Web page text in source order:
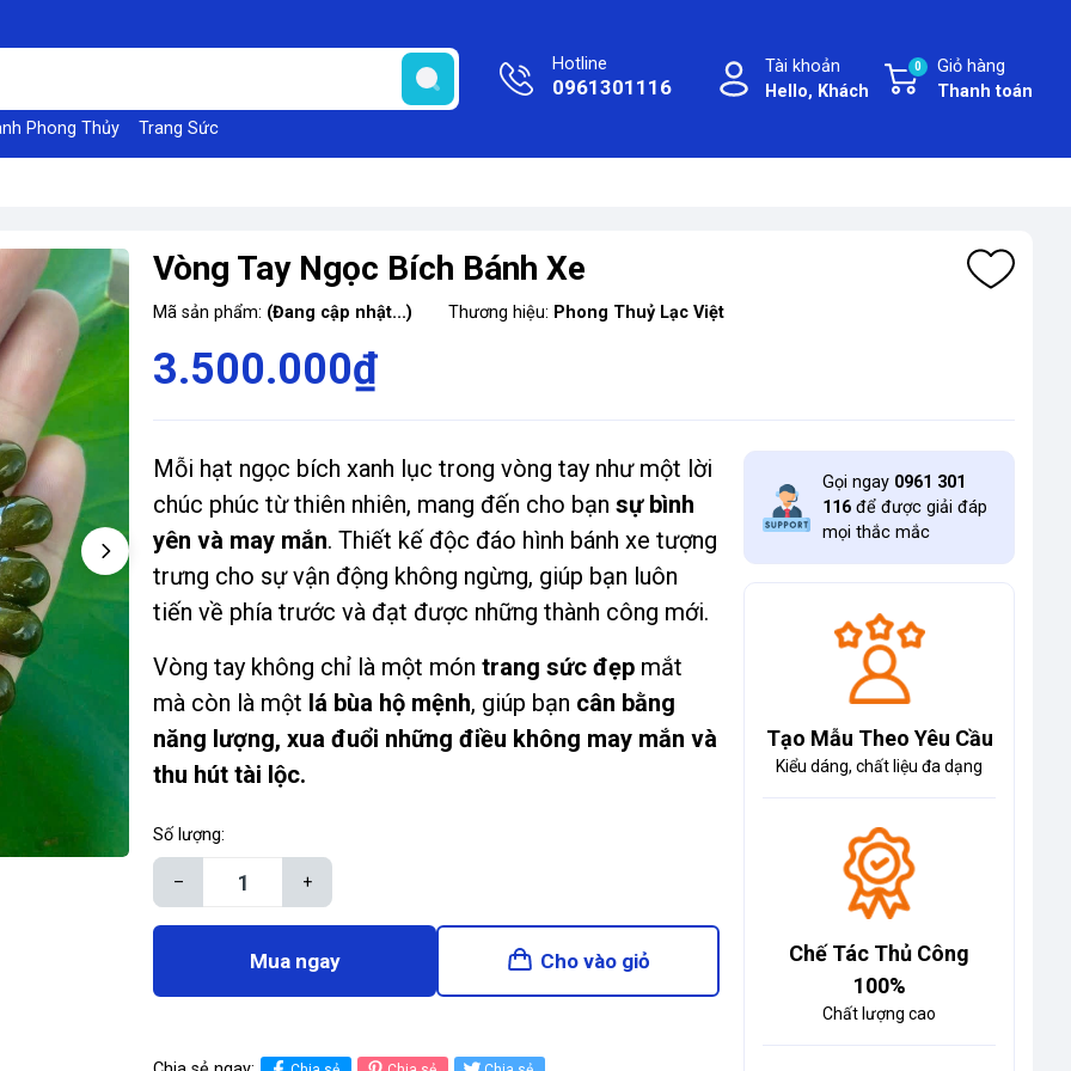
Phong Thủy Trang Sức
Hotline
0961301116
Tài khoản
Hello, Khách
Giỏ hàng
Thanh toán
0
Vòng Tay Ngọc Bích Bánh Xe
Mã sản phẩm: (Đang cập nhật...) Thương hiệu: Phong Thuỷ Lạc Việt
3.500.000₫
Mỗi hạt ngọc bích xanh lục trong vòng tay như một lời
chúc phúc từ thiên nhiên, mang đến cho bạnsự bình
yên và may mắn. Thiết kế độc đáo hình bánh xe tượng
trưng cho sự vận động không ngừng, giúp bạn luôn
tiến về phía trước và đạt được những thành công mới.
Vòng tay không chỉ là một móntrang sức đẹp mắt
mà còn là một lá bùa hộ mệnh, giúp bạn cân bằng
năng lượng, xua đuổi những điều không may mắn và
thu hút tài lộc.
Số lượng:
– +
Mua ngay Cho vào giỏ
Gọi ngay 0961 301
116 để được giải đáp
mọi thắc mắc
Tạo Mẫu Theo Yêu Cầu
Kiểu dáng, chất liệu đa dạng
Chế Tác Thủ Công
100%
Chất lượng cao